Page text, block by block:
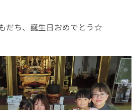
だち、誕生日おめでとう☆